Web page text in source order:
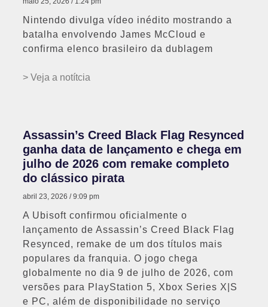
Nintendo divulga vídeo inédito mostrando a
batalha envolvendo James McCloud e
confirma elenco brasileiro da dublagem
> Veja a notítcia
Assassin’s Creed Black Flag Resynced
ganha data de lançamento e chega em
julho de 2026 com remake completo
do clássico pirata
abril 23, 2026 9:09 pm
A Ubisoft confirmou oficialmente o
lançamento de Assassin’s Creed Black Flag
Resynced, remake de um dos títulos mais
populares da franquia. O jogo chega
globalmente no dia 9 de julho de 2026, com
versões para PlayStation 5, Xbox Series X|S
e PC, além de disponibilidade no serviço